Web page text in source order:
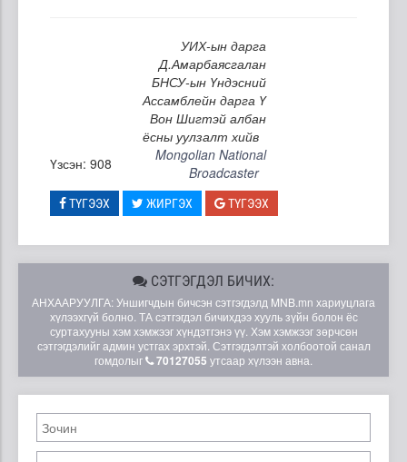
УИХ-ын дарга
Д.Амарбаясгалан
БНСУ-ын Үндэсний
Ассамблейн дарга Ү
Вон Шигтэй албан
ёсны уулзалт хийв
Үзсэн: 908
Mongolian National
Broadcaster
ТҮГЭЭХ ЖИРГЭХ ТҮГЭЭХ
СЭТГЭГДЭЛ БИЧИХ:
АНХААРУУЛГА: Уншигчдын бичсэн сэтгэгдэлд MNB.mn хариуцлага
хүлээхгүй болно. ТА сэтгэгдэл бичихдээ хууль зүйн болон ёс
суртахууны хэм хэмжээг хүндэтгэнэ үү. Хэм хэмжээг зөрчсөн
сэтгэгдэлийг админ устгах эрхтэй. Сэтгэгдэлтэй холбоотой санал
гомдолыг
70127055 утсаар хүлээн авна.